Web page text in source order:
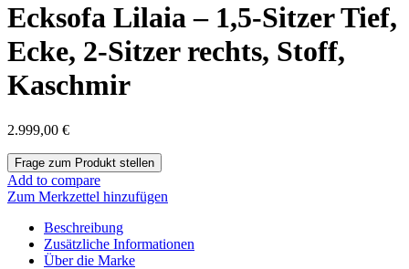
Ecksofa Lilaia – 1,5-Sitzer Tief,
Ecke, 2-Sitzer rechts, Stoff,
Kaschmir
2.999,00 €
Add to compare
Zum Merkzettel hinzufügen
Beschreibung
Zusätzliche Informationen
Über die Marke